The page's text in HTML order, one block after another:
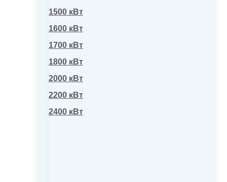
1500 кВт
1600 кВт
1700 кВт
1800 кВт
2000 кВт
2200 кВт
2400 кВт